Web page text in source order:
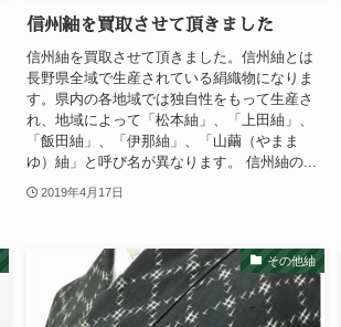
信州紬を買取させて頂きました
信州紬を買取させて頂きました。信州紬とは
長野県全域で生産されている絹織物になりま
す。県内の各地域では独自性をもって生産さ
れ、地域によって「松本紬」、「上田紬」、
「飯田紬」、「伊那紬」、「山繭（やまま
ゆ）紬」と呼び名が異なります。 信州紬の...
2019年4月17日
その他紬